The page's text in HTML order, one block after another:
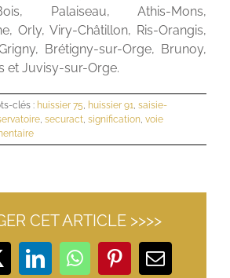
Bois, Palaiseau, Athis-Mons,
Orly, Viry-Châtillon, Ris-Orangis,
Brétigny-sur-Orge, Brunoy,
et Juvisy-sur-Orge.
clés : huissier 75, huissier 91, saisie-
, securact, signification, voie
CET ARTICLE >>>>
LinkedInWhatsApp
PinterestEmail